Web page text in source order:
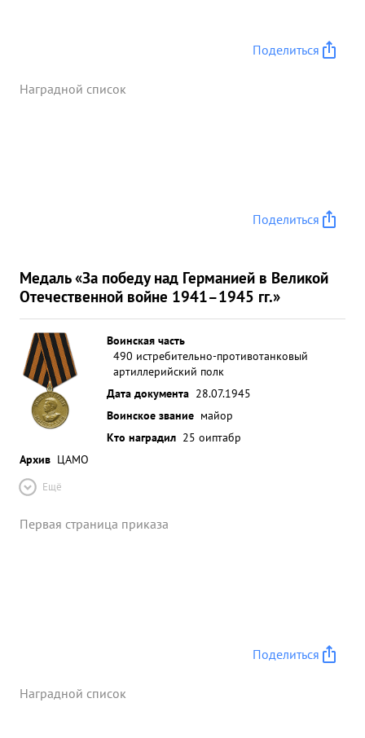
Поделиться
Наградной список
Поделиться
Медаль «За победу над Германией в Великой
Отечественной войне 1941–1945 гг.»
Воинская часть
490 истребительно-противотанковый
артиллерийский полк
Дата документа 28.07.1945
Воинское звание майор
Кто наградил 25 оиптабр
Архив ЦАМО
Ещё
Первая страница приказа
Поделиться
Наградной список